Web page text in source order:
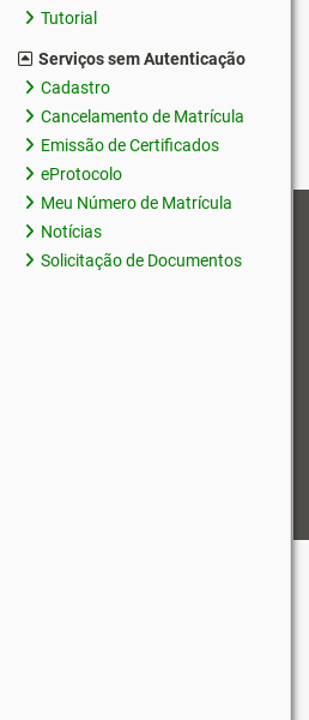
Tutorial
Serviços sem Autenticação
Cadastro
Cancelamento de Matrícula
Emissão de Certificados
eProtocolo
Meu Número de Matrícula
Notícias
Solicitação de Documentos